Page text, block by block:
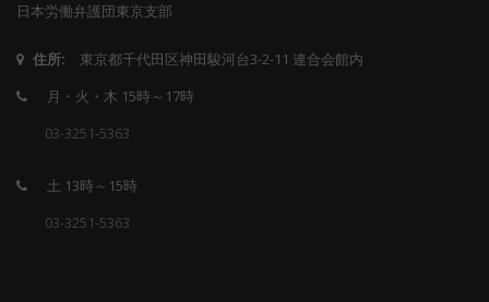
日本労働弁護団東京支部
住所:
東京都千代田区神田駿河台3-2-11 連合会館内
月・火・木 15時～17時
03-3251-5363
土 13時～15時
03-3251-5363